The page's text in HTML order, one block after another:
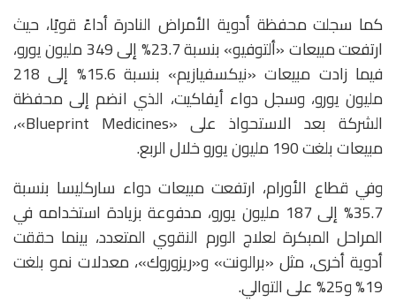
كما سجلت محفظة أدوية الأمراض النادرة أداءً قويًا، حيث
ارتفعت مبيعات «ألتوفيو» بنسبة 23.7% إلى 349 مليون يورو،
فيما زادت مبيعات «نيكسفيازيم» بنسبة 15.6% إلى 218
مليون يورو، وسجل دواء أيفاكيت، الذي انضم إلى محفظة
الشركة بعد الاستحواذ على «Blueprint Medicines»،
مبيعات بلغت 190 مليون يورو خلال الربع.
وفي قطاع الأورام، ارتفعت مبيعات دواء ساركليسا بنسبة
35.7% إلى 187 مليون يورو، مدفوعة بزيادة استخدامه في
المراحل المبكرة لعلاج الورم النقوي المتعدد، بينما حققت
أدوية أخرى، مثل «برالونت» و«ريزوروك»، معدلات نمو بلغت
19% و25% على التوالي.